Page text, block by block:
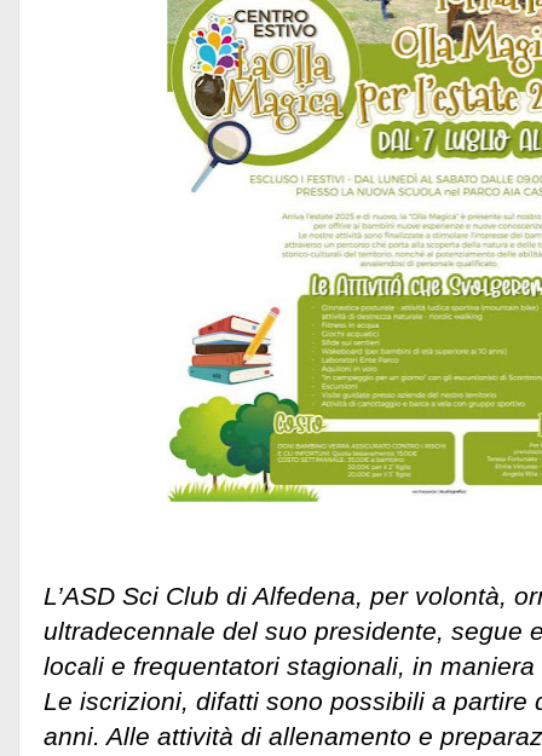
L’ASD Sci Club di Alfedena, per volontà,
ultradecennale del suo presidente, segue
locali e frequentatori stagionali, in
Le iscrizioni, difatti sono possibili a partire
anni. Alle attività di allenamento e